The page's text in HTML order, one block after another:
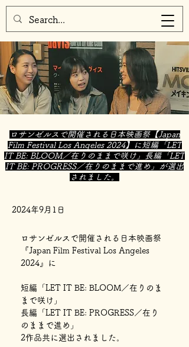
ロサンゼルスで開催される日本映画祭【Japan
Film Festival Los Angeles 2024】に短編「LET
IT BE: BLOOM／在りのままで咲け」長編「LET
IT BE: PROGRESS／在りのままで進め」が選出
されました。
2024年9月1日
ロサンゼルスで開催される日本映画祭
『Japan Film Festival Los Angeles
2024』に
短編「LET IT BE: BLOOM／在りのま
まで咲け」
長編「LET IT BE: PROGRESS／在り
のままで進め」
2作品共に選出されました。